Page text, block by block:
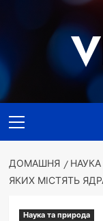
меню
ДОМАШНЯ
ЯКИХ МІСТЯТЬ
Наука та природа